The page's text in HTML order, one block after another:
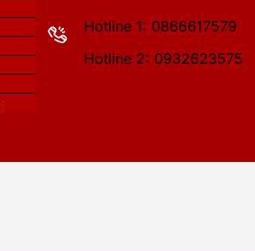
Hotline 1: 0866617579
Hotline 2: 0932623575